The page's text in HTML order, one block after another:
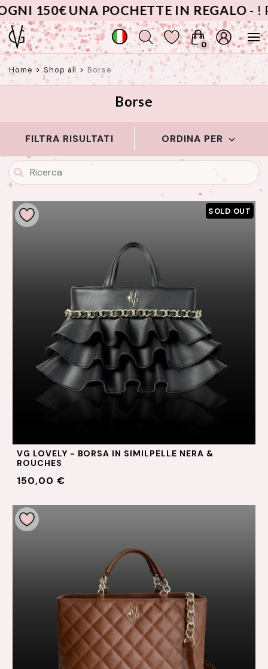
UNA POCHETTE IN REGALO -! PROMO
0
Home > Shop all > Borse
Borse
FILTRA RISULTATI ORDINA PER
SOLD OUT
VG LOVELY - BORSA IN SIMILPELLE NERA &
ROUCHES
150,00 €